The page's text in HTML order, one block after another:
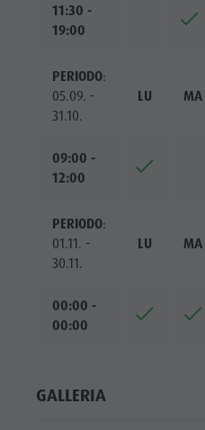
11:30 -
19:00
PERIODO:
05.09. -
31.10.
LU MA
09:00 -
12:00
PERIODO:
01.11. -
30.11.
LU MA
00:00 -
00:00
GALLERIA